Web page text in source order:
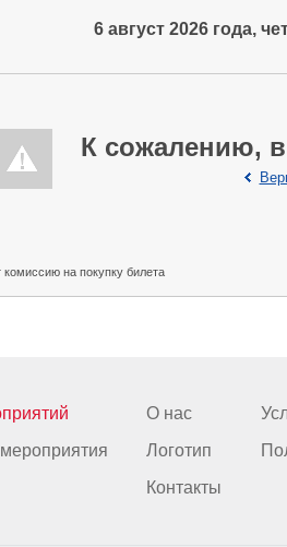
6 август 2026 года,
К сожалению, в
на покупку билета
О нас
Логотип
Контакты